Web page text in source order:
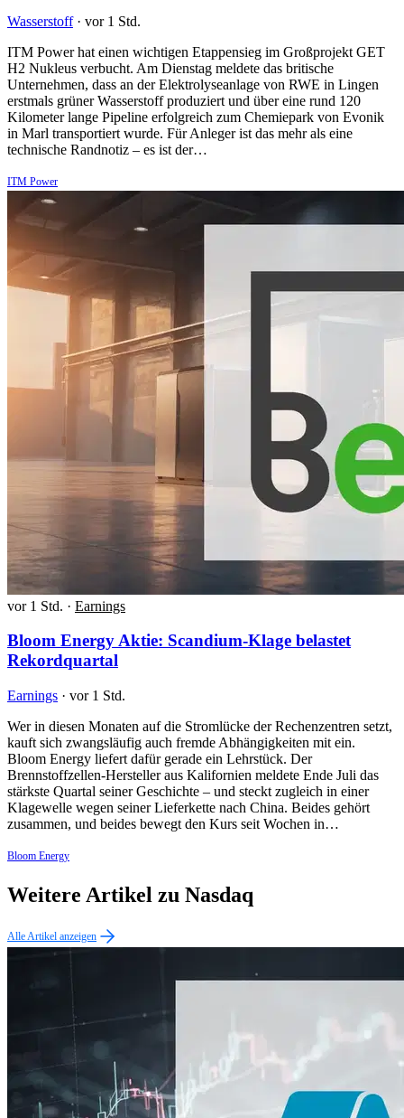
Wasserstoff · vor 1 Std.
ITM Power hat einen wichtigen Etappensieg im Großprojekt GET
H2 Nukleus verbucht. Am Dienstag meldete das britische
Unternehmen, dass an der Elektrolyseanlage von RWE in Lingen
erstmals grüner Wasserstoff produziert und über eine rund 120
Kilometer lange Pipeline erfolgreich zum Chemiepark von Evonik
in Marl transportiert wurde. Für Anleger ist das mehr als eine
technische Randnotiz – es ist der…
ITM Power
vor 1 Std. · Earnings
Bloom Energy Aktie: Scandium-Klage belastet
Rekordquartal
Earnings · vor 1 Std.
Wer in diesen Monaten auf die Stromlücke der Rechenzentren setzt,
kauft sich zwangsläufig auch fremde Abhängigkeiten mit ein.
Bloom Energy liefert dafür gerade ein Lehrstück. Der
Brennstoffzellen-Hersteller aus Kalifornien meldete Ende Juli das
stärkste Quartal seiner Geschichte – und steckt zugleich in einer
Klagewelle wegen seiner Lieferkette nach China. Beides gehört
zusammen, und beides bewegt den Kurs seit Wochen in…
Bloom Energy
Weitere Artikel zu Nasdaq
Alle Artikel anzeigen